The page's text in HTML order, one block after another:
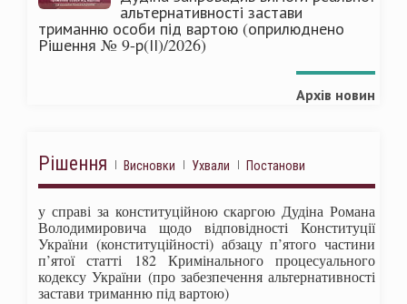
альтернативності застави
триманню особи під вартою (оприлюднено
Рішення № 9-р(ІІ)/2026)
Архів новин
Рішення Висновки Ухвали Постанови
у справі за конституційною скаргою Дудіна Романа
Володимировича щодо відповідності Конституції
України (конституційності) абзацу п’ятого частини
п’ятої статті 182 Кримінального процесуального
кодексу України (про забезпечення альтернативності
застави триманню під вартою)